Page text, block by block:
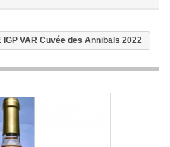
IGP VAR Cuvée des Annibals 2022